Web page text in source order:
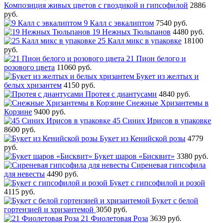
Композиция живых цветов с гвоздикой и гипсофилой 2886
руб.
9 Калл с эвкалиптом 7540 руб.
19 Нежных Тюльпанов 4480 руб.
25 Калл микс в упаковке 18100
руб.
21 Пион белого и
розового цвета 11060 руб.
Букет из желтых и
белых хризантем 4150 руб.
Протея с диантусами 4840 руб.
Снежные Хризантемы в
Корзине 9400 руб.
45 Синих Ирисов в упаковке
8600 руб.
Букет из Кенийской розы 4779
руб.
Букет шаров «Бисквит» 3380 руб.
Сиреневая гипсофила
для невесты 4490 руб.
Букет с гипсофилой и розой
4115 руб.
Букет с белой
гортензией и хризантемой 3050 руб.
21 Фиолетовая Роза 3639 руб.